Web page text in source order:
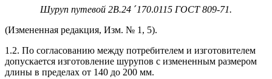
Шуруп путевой 2В.24 ´170.0115 ГОСТ 809-71.
(Измененная редакция, Изм. № 1, 5).
1.2. По согласованию между потребителем и изготовителем
допускается изготовление шурупов с измененным размером
длины в пределах от 140 до 200 мм.